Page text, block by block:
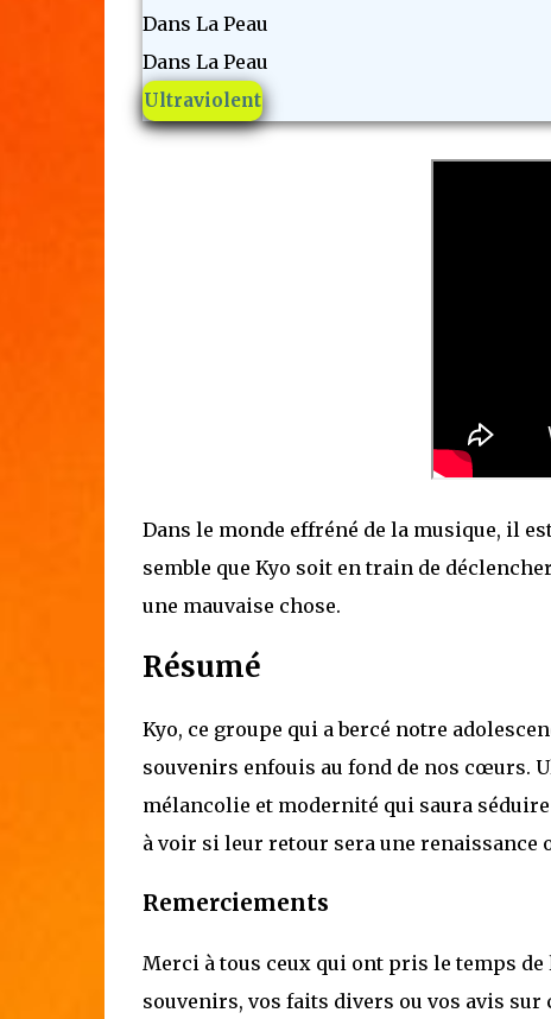
Dans La Peau
Dans La Peau
Ultraviolent
Dans le monde effréné de la musique, il
semble que Kyo soit en train de
une mauvaise chose.
Résumé
Kyo, ce groupe qui a bercé notre
souvenirs enfouis au fond de nos cœurs.
mélancolie et modernité qui saura
à voir si leur retour sera une renaissance
Remerciements
Merci à tous ceux qui ont pris le temps
souvenirs, vos faits divers ou vos avis